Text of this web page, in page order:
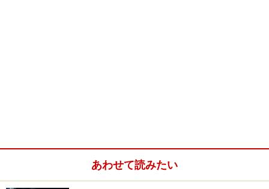
あれば、ウォーミングアップ代わりに体をほぐすことが
あわせて読みたい